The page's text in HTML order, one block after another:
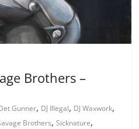
Brothers –
Gunner, DJ Illegal, DJ Waxwork,
Brothers,Sicknature,